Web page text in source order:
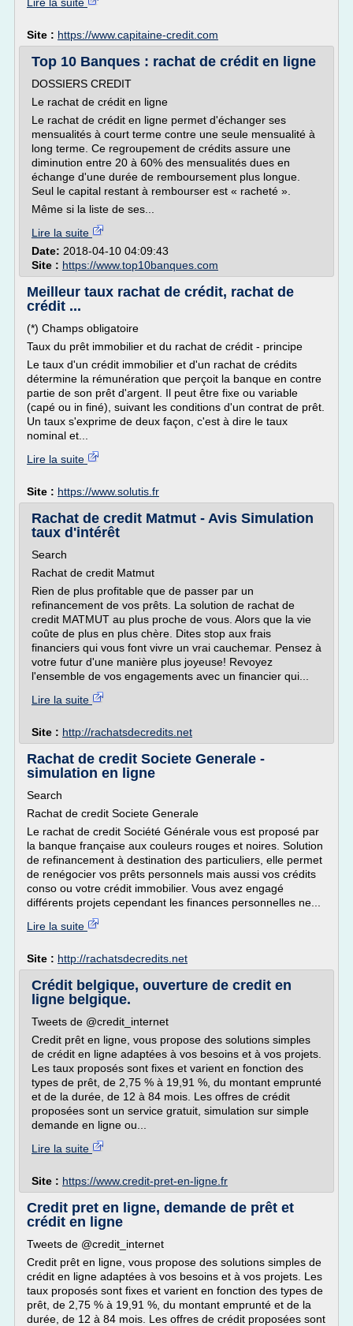
Site : https://www.capitaine-credit.com
Top 10 Banques : rachat de crédit en ligne
DOSSIERS CREDIT
Le rachat de crédit en ligne
Le rachat de crédit en ligne permet d'échanger ses
mensualités à court terme contre une seule mensualité à
long terme. Ce regroupement de crédits assure une
diminution entre 20 à 60% des mensualités dues en
échange d'une durée de remboursement plus longue.
Seul le capital restant à rembourser est « racheté ».
Même si la liste de ses...
Lire la suite
Date: 2018-04-10 04:09:43
Site : https://www.top10banques.com
Meilleur taux rachat de crédit, rachat de
crédit ...
(*) Champs obligatoire
Taux du prêt immobilier et du rachat de crédit - principe
Le taux d'un crédit immobilier et d'un rachat de crédits
détermine la rémunération que perçoit la banque en contre
partie de son prêt d'argent. Il peut être fixe ou variable
(capé ou in finé), suivant les conditions d'un contrat de prêt.
Un taux s'exprime de deux façon, c'est à dire le taux
nominal et...
Lire la suite
Site : https://www.solutis.fr
Rachat de credit Matmut - Avis Simulation
taux d'intérêt
Search
Rachat de credit Matmut
Rien de plus profitable que de passer par un
refinancement de vos prêts. La solution de rachat de
credit MATMUT au plus proche de vous. Alors que la vie
coûte de plus en plus chère. Dites stop aux frais
financiers qui vous font vivre un vrai cauchemar. Pensez à
votre futur d'une manière plus joyeuse! Revoyez
l'ensemble de vos engagements avec un financier qui...
Lire la suite
Site : http://rachatsdecredits.net
Rachat de credit Societe Generale -
simulation en ligne
Search
Rachat de credit Societe Generale
Le rachat de credit Société Générale vous est proposé par
la banque française aux couleurs rouges et noires. Solution
de refinancement à destination des particuliers, elle permet
de renégocier vos prêts personnels mais aussi vos crédits
conso ou votre crédit immobilier. Vous avez engagé
différents projets cependant les finances personnelles ne...
Lire la suite
Site : http://rachatsdecredits.net
Crédit belgique, ouverture de credit en
ligne belgique.
Tweets de @credit_internet
Credit prêt en ligne, vous propose des solutions simples
de crédit en ligne adaptées à vos besoins et à vos projets.
Les taux proposés sont fixes et varient en fonction des
types de prêt, de 2,75 % à 19,91 %, du montant emprunté
et de la durée, de 12 à 84 mois. Les offres de crédit
proposées sont un service gratuit, simulation sur simple
demande en ligne ou...
Lire la suite
Site : https://www.credit-pret-en-ligne.fr
Credit pret en ligne, demande de prêt et
crédit en ligne
Tweets de @credit_internet
Credit prêt en ligne, vous propose des solutions simples de
crédit en ligne adaptées à vos besoins et à vos projets. Les
taux proposés sont fixes et varient en fonction des types de
prêt, de 2,75 % à 19,91 %, du montant emprunté et de la
durée, de 12 à 84 mois. Les offres de crédit proposées sont